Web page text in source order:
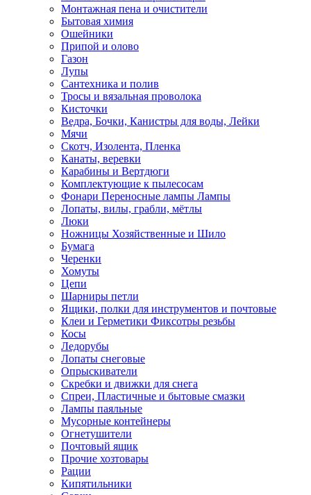
Монтажная пена и очистители
Бытовая химия
Ошейники
Припой и олово
Газон
Лупы
Сантехника и полив
Тросы и вязальная проволока
Кисточки
Ведра, Бочки, Канистры для воды, Лейки
Мячи
Скотч, Изолента, Пленка
Канаты, веревки
Карабины и Вертдюги
Комплектующие к пылесосам
Фонари Переносные лампы Лампы
Лопаты, вилы, грабли, мётлы
Люки
Ножницы Хозяйственные и Шило
Бумага
Черенки
Хомуты
Цепи
Шарниры петли
Ящики, полки для инструментов и почтовые
Клеи и Герметики Фиксотры резьбы
Косы
Ледорубы
Лопаты снеговые
Опрыскиватели
Скребки и движки для снега
Спреи, Пластичные и бытовые смазки
Лампы паяльные
Мусорные контейнеры
Огнетушители
Почтовый ящик
Прочие хозтовары
Рации
Кипятильники